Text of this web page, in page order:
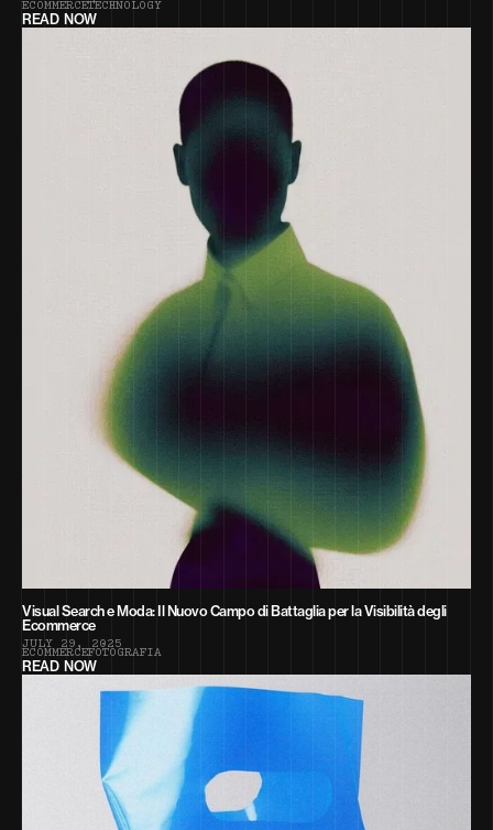
EC OMMERCETECHN O LO G Y
READ NOW
Visual Search e Moda: Il Nuovo Campo di Battaglia per la Visibilità degli
Ecommerce
J U LY 2 9 , 2 0 2 5
EC OMMERCEFOTO GRAFIA
READ NOW